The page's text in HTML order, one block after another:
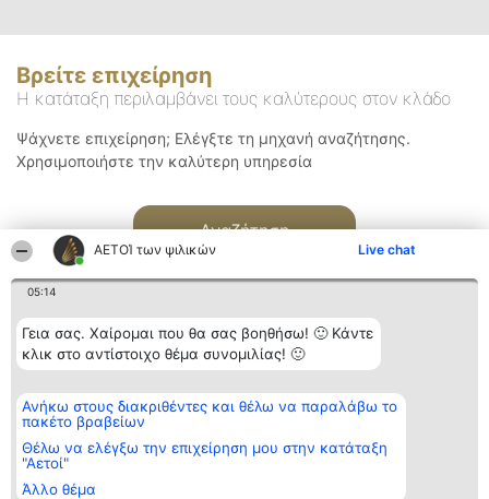
ΑΕΤΟΊ των ψιλικών Live chat
05:14
Γεια σας. Χαίρομαι που θα σας βοηθήσω! 🙂 Κάντε
κλικ στο αντίστοιχο θέμα συνομιλίας! 🙂
Ανήκω στους διακριθέντες και θέλω να παραλάβω το
πακέτο βραβείων
Θέλω να ελέγξω την επιχείρηση μου στην κατάταξη
"Αετοί"
Άλλο θέμα
Βρείτε επιχείρηση
Η κατάταξη περιλαμβάνει τους καλύτερους στον κλάδο
Ψάχνετε επιχείρηση; Ελέγξτε τη μηχανή αναζήτησης.
Χρησιμοποιήστε την καλύτερη υπηρεσία
Αναζήτηση
Διοργανωτής της
κατάταξης
BEAUTIFUL COMPANY
ΤΗΛ. ΕΠΙΚΟΙΝΩΝΙΑΣ:
2104128019
email:
Κατάταξη
Διακριθέντες
των
διακριθέντων
Επικοινωνία
Επικοινωνία